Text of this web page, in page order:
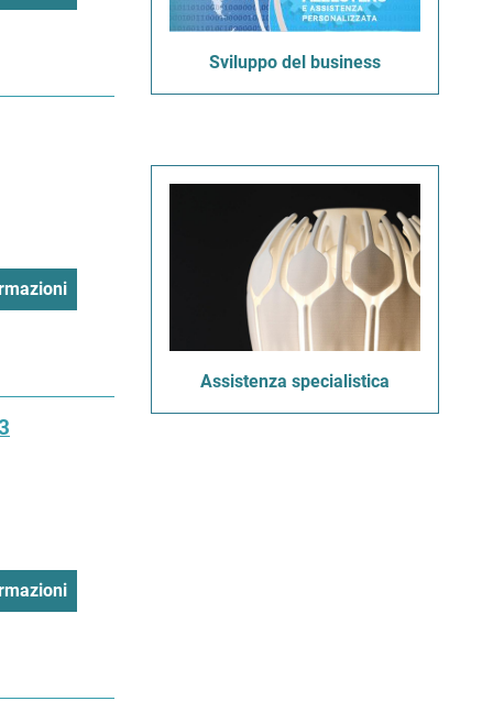
Sviluppo del business
Assistenza specialistica